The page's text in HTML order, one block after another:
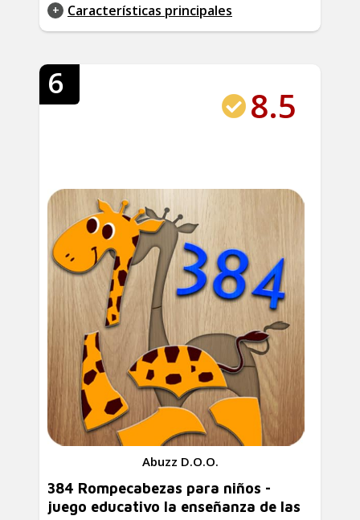
Características principales
6
8.5
Abuzz D.O.O.
384 Rompecabezas para niños -
juego educativo la enseñanza de las